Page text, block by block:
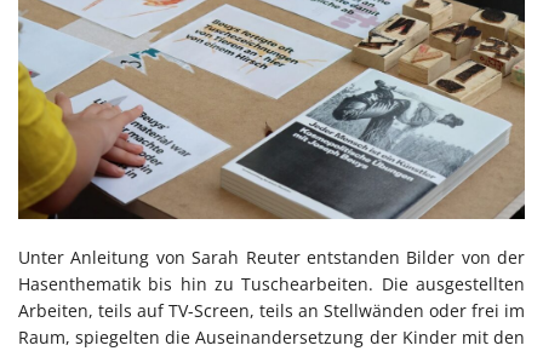
Unter Anleitung von Sarah Reuter entstanden Bilder von der
Hasenthematik bis hin zu Tuschearbeiten. Die ausgestellten
Arbeiten, teils auf TV-Screen, teils an Stellwänden oder frei im
Raum, spiegelten die Auseinandersetzung der Kinder mit den